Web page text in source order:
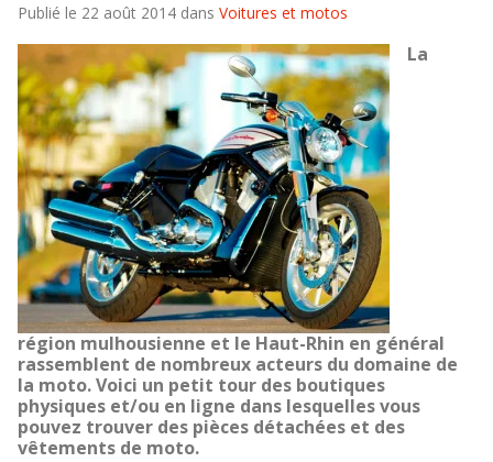
Publié le 22 août 2014 dans Voitures et motos
La
région mulhousienne et le Haut-Rhin en général
rassemblent de nombreux acteurs du domaine de
la moto. Voici un petit tour des boutiques
physiques et/ou en ligne dans lesquelles vous
pouvez trouver des pièces détachées et des
vêtements de moto.